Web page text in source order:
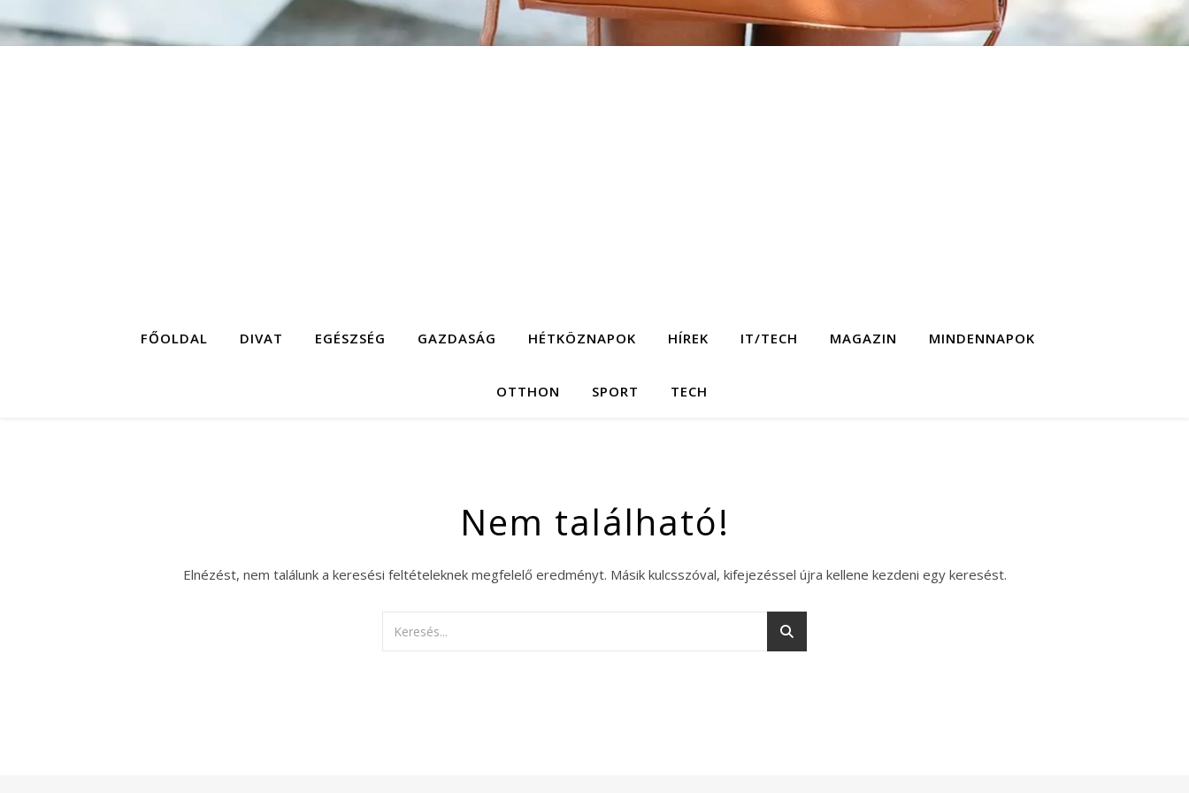
FŐOLDAL DIVAT EGÉSZSÉG GAZDASÁG HÉTKÖZNAPOK HÍREK IT/TECH MAGAZIN MINDENNAPOK
OTTHON SPORT TECH
Nem található!
Elnézést, nem találunk a keresési feltételeknek megfelelő eredményt. Másik kulcsszóval, kifejezéssel újra kellene kezdeni egy keresést.